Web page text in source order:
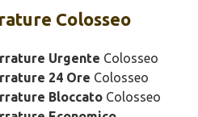
Colosseo
Urgente Colosseo
24 Ore Colosseo
Bloccato Colosseo